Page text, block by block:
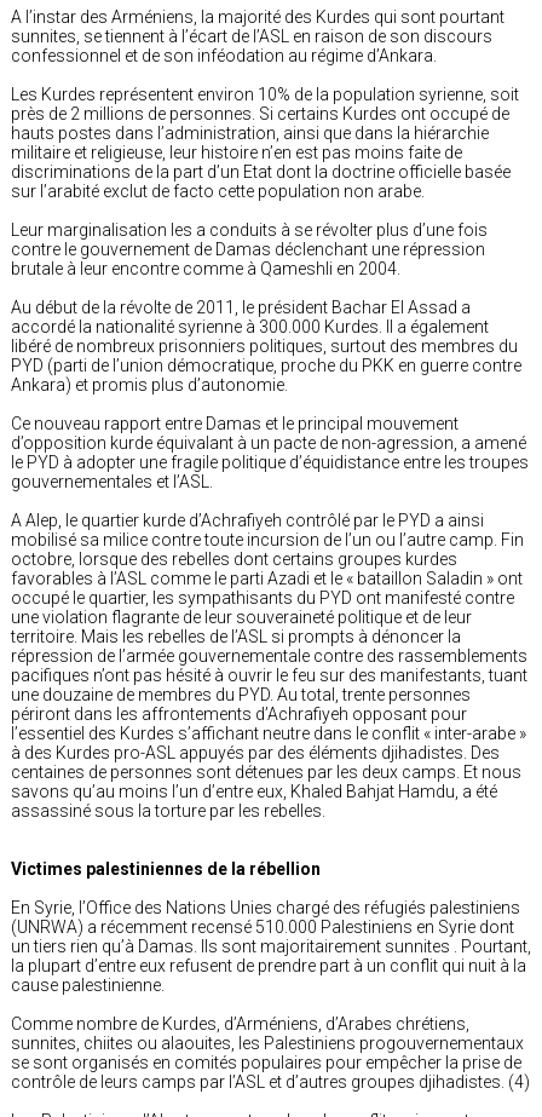
A l’instar des Arméniens, la majorité des Kurdes qui sont pourtant
sunnites, se tiennent à l’écart de l’ASL en raison de son discours
confessionnel et de son inféodation au régime d’Ankara.
Les Kurdes représentent environ 10% de la population syrienne, soit
près de 2 millions de personnes. Si certains Kurdes ont occupé de
hauts postes dans l’administration, ainsi que dans la hiérarchie
militaire et religieuse, leur histoire n’en est pas moins faite de
discriminations de la part d’un Etat dont la doctrine officielle basée
sur l’arabité exclut de facto cette population non arabe.
Leur marginalisation les a conduits à se révolter plus d’une fois
contre le gouvernement de Damas déclenchant une répression
brutale à leur encontre comme à Qameshli en 2004.
Au début de la révolte de 2011, le président Bachar El Assad a
accordé la nationalité syrienne à 300.000 Kurdes. Il a également
libéré de nombreux prisonniers politiques, surtout des membres du
PYD (parti de l’union démocratique, proche du PKK en guerre contre
Ankara) et promis plus d’autonomie.
Ce nouveau rapport entre Damas et le principal mouvement
d’opposition kurde équivalant à un pacte de non-agression, a amené
le PYD à adopter une fragile politique d’équidistance entre les troupes
gouvernementales et l’ASL.
A Alep, le quartier kurde d’Achrafiyeh contrôlé par le PYD a ainsi
mobilisé sa milice contre toute incursion de l’un ou l’autre camp. Fin
octobre, lorsque des rebelles dont certains groupes kurdes
favorables à l’ASL comme le parti Azadi et le « bataillon Saladin » ont
occupé le quartier, les sympathisants du PYD ont manifesté contre
une violation flagrante de leur souveraineté politique et de leur
territoire. Mais les rebelles de l’ASL si prompts à dénoncer la
répression de l’armée gouvernementale contre des rassemblements
pacifiques n’ont pas hésité à ouvrir le feu sur des manifestants, tuant
une douzaine de membres du PYD. Au total, trente personnes
périront dans les affrontements d’Achrafiyeh opposant pour
l’essentiel des Kurdes s’affichant neutre dans le conflit « inter-arabe »
à des Kurdes pro-ASL appuyés par des éléments djihadistes. Des
centaines de personnes sont détenues par les deux camps. Et nous
savons qu’au moins l’un d’entre eux, Khaled Bahjat Hamdu, a été
assassiné sous la torture par les rebelles.
Victimes palestiniennes de la rébellion
En Syrie, l’Office des Nations Unies chargé des réfugiés palestiniens
(UNRWA) a récemment recensé 510.000 Palestiniens en Syrie dont
un tiers rien qu’à Damas. Ils sont majoritairement sunnites . Pourtant,
la plupart d’entre eux refusent de prendre part à un conflit qui nuit à la
cause palestinienne.
Comme nombre de Kurdes, d’Arméniens, d’Arabes chrétiens,
sunnites, chiites ou alaouites, les Palestiniens progouvernementaux
se sont organisés en comités populaires pour empêcher la prise de
contrôle de leurs camps par l’ASL et d’autres groupes djihadistes. (4)